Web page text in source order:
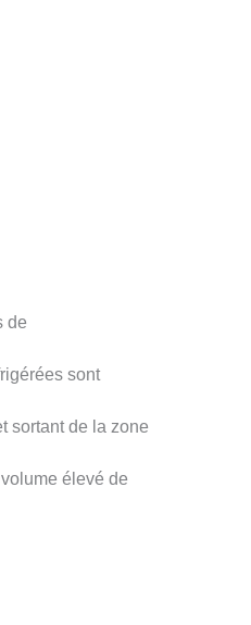
de
sont
sortant de la zone
élevé de